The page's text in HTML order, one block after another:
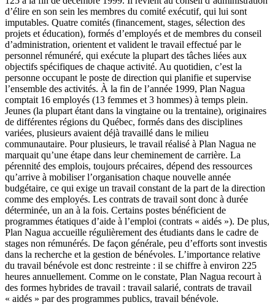
d’élire en son sein les membres du comité exécutif, qui lui sont
imputables. Quatre comités (financement, stages, sélection des
projets et éducation), formés d’employés et de membres du conseil
d’administration, orientent et valident le travail effectué par le
personnel rémunéré, qui exécute la plupart des tâches liées aux
objectifs spécifiques de chaque activité. Au quotidien, c’est la
personne occupant le poste de direction qui planifie et supervise
l’ensemble des activités. À la fin de l’année 1999, Plan Nagua
comptait 16 employés (13 femmes et 3 hommes) à temps plein.
Jeunes (la plupart étant dans la vingtaine ou la trentaine), originaires
de différentes régions du Québec, formés dans des disciplines
variées, plusieurs avaient déjà travaillé dans le milieu
communautaire. Pour plusieurs, le travail réalisé à Plan Nagua ne
marquait qu’une étape dans leur cheminement de carrière. La
pérennité des emplois, toujours précaires, dépend des ressources
qu’arrive à mobiliser l’organisation chaque nouvelle année
budgétaire, ce qui exige un travail constant de la part de la direction
comme des employés. Les contrats de travail sont donc à durée
déterminée, un an à la fois. Certains postes bénéficient de
programmes étatiques d’aide à l’emploi (contrats « aidés »). De plus,
Plan Nagua accueille régulièrement des étudiants dans le cadre de
stages non rémunérés. De façon générale, peu d’efforts sont investis
dans la recherche et la gestion de bénévoles. L’importance relative
du travail bénévole est donc restreinte : il se chiffre à environ 225
heures annuellement. Comme on le constate, Plan Nagua recourt à
des formes hybrides de travail : travail salarié, contrats de travail
« aidés » par des programmes publics, travail bénévole.